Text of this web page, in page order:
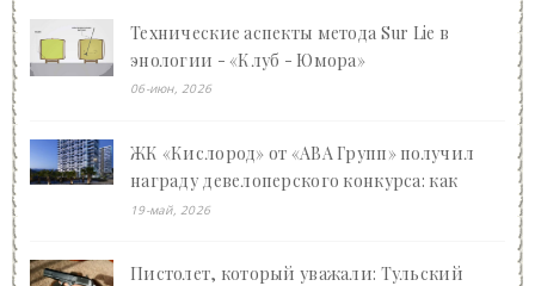
Технические аспекты метода Sur Lie в
энологии - «Клуб - Юмора»
06-июн, 2026
ЖК «Кислород» от «АВА Групп» получил
награду девелоперского конкурса: как
Ваган Арсенович Арутюнян преображает
19-май, 2026
Пистолет, который уважали: Тульский